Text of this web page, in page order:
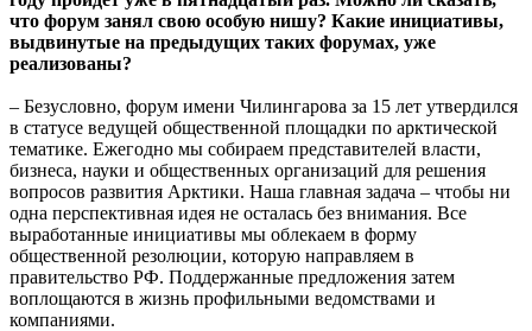
что форум занял свою особую нишу? Какие инициативы,
выдвинутые на предыдущих таких форумах, уже
реализованы?
– Безусловно, форум имени Чилингарова за 15 лет утвердился
в статусе ведущей общественной площадки по арктической
тематике. Ежегодно мы собираем представителей власти,
бизнеса, науки и общественных организаций для решения
вопросов развития Арктики. Наша главная задача – чтобы ни
одна перспективная идея не осталась без внимания. Все
выработанные инициативы мы облекаем в форму
общественной резолюции, которую направляем в
правительство РФ. Поддержанные предложения затем
воплощаются в жизнь профильными ведомствами и
компаниями.